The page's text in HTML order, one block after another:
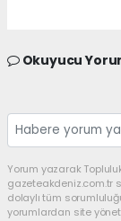
Okuyucu
Yorum yazarak
gazeteakdeniz.com.tr
dolaylı tüm
yorumlardan site